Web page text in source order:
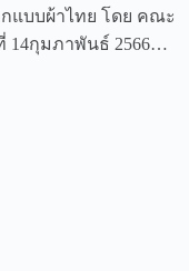
แบบผ้าไทย โดย คณะ
14กุมภาพันธ์ 2566…